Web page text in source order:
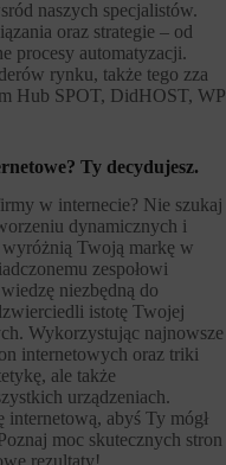
naszych specjalistów.
oraz strategie – od
procesy automatyzacji.
rynku, także tego zza
Hub SPOT, DidHOST, WP
Ty decydujesz.
w internecie? Nie szukaj
dynamicznych i
Twoją markę w
zespołowi
niezbędną do
istotę Twojej
Wykorzystując najnowsze
internetowych oraz triki
ale także
urządzeniach.
abyś Ty mógł
moc skutecznych stron